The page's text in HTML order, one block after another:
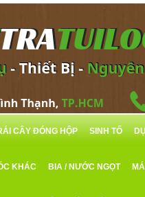
CÂY ĐÓNG HỘP SINH TỐ
KHÁC BIA / NƯỚC NGỌT